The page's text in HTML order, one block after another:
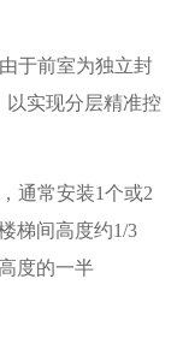
于前室为独立封
以实现分层精准控
通常安装1个或2
梯间高度约1/3
度的一半